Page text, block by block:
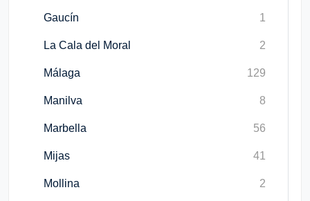
Gaucín 1
La Cala del Moral 2
Málaga 129
Manilva 8
Marbella 56
Mijas 41
Mollina 2